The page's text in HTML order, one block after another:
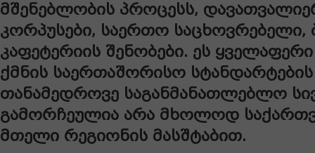
მშენებლობის პროცესს,
კორპუსები, საერთო საცხოვრებელი,
კაფეტერიის შენობები. ეს
ქმნის საერთაშორისო სტანდარტების
თანამედროვე საგანმანათლებლო
გამორჩეულია არა მხოლოდ
მთელი რეგიონის მასშტაბით.